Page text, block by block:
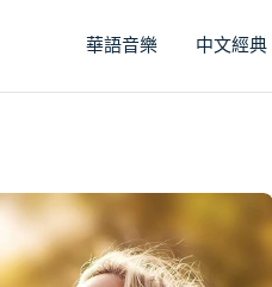
華語音樂 中文經典